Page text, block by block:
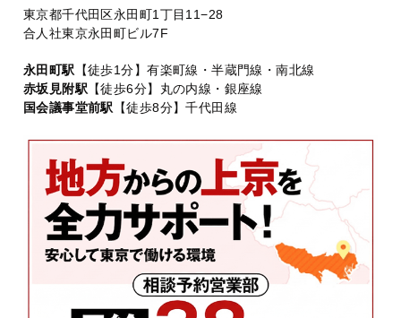
東京都千代田区永田町1丁目11−28
合人社東京永田町ビル7F
永田町駅 【徒歩1分】有楽町線・半蔵門線・南北線
赤坂見附駅 【徒歩6分】丸の内線・銀座線
国会議事堂前駅
【徒歩8分】千代田線